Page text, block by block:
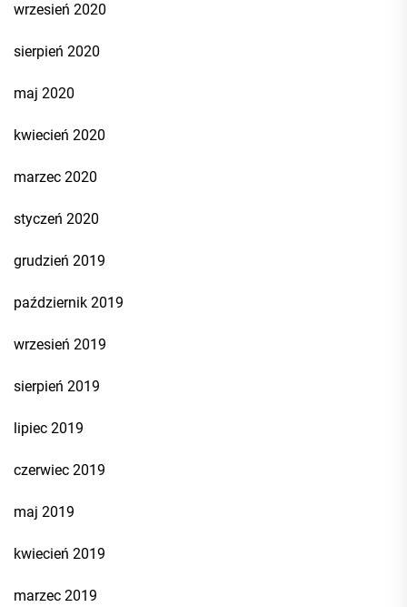
wrzesień 2020
sierpień 2020
maj 2020
kwiecień 2020
marzec 2020
styczeń 2020
grudzień 2019
październik 2019
wrzesień 2019
sierpień 2019
lipiec 2019
czerwiec 2019
maj 2019
kwiecień 2019
marzec 2019